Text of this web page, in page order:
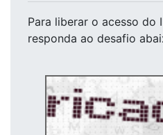
Para liberar o acesso do
responda ao desafio